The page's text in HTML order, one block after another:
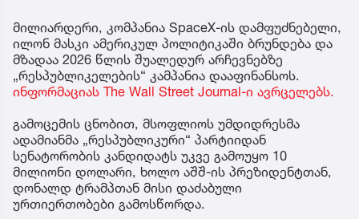
დარტყმის
გარდაიცვალა
მილიარდერი, კომპანია SpaceX-ის დამფუძნებელი,
ილონ მასკი ამერიკულ პოლიტიკაში ბრუნდება და
მზადაა 2026 წლის შუალედურ არჩევნებზე
„რესპუბლიკელების“ კამპანია დააფინანსოს.
ინფორმაციას The Wall Street Journal-ი ავრცელებს.
გამოცემის ცნობით, მსოფლიოს უმდიდრესმა
ადამიანმა „რესპუბლიკური“ პარტიიდან
სენატორობის კანდიდატს უკვე გამოუყო 10
მილიონი დოლარი, ხოლო აშშ-ის პრეზიდენტთან,
დონალდ ტრამპთან მისი დაძაბული
ურთიერთობები გამოსწორდა.